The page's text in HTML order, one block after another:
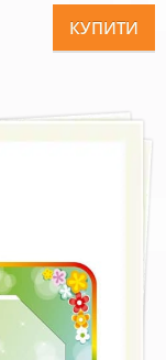
КУПИТИ